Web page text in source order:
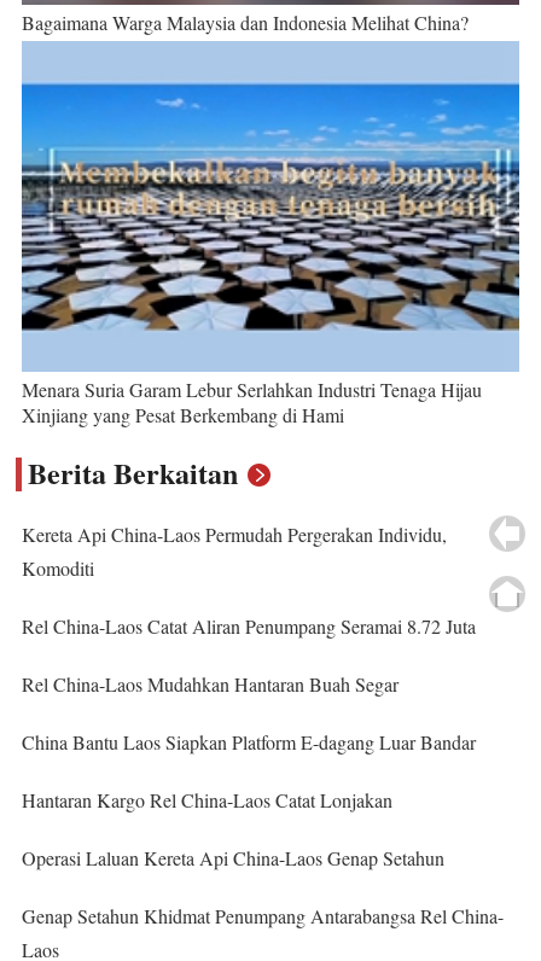
Bagaimana Warga Malaysia dan Indonesia Melihat China?
Menara Suria Garam Lebur Serlahkan Industri Tenaga Hijau
Xinjiang yang Pesat Berkembang di Hami
Berita Berkaitan
Kereta Api China-Laos Permudah Pergerakan Individu,
Komoditi
Rel China-Laos Catat Aliran Penumpang Seramai 8.72 Juta
Rel China-Laos Mudahkan Hantaran Buah Segar
China Bantu Laos Siapkan Platform E-dagang Luar Bandar
Hantaran Kargo Rel China-Laos Catat Lonjakan
Operasi Laluan Kereta Api China-Laos Genap Setahun
Genap Setahun Khidmat Penumpang Antarabangsa Rel China-
Laos